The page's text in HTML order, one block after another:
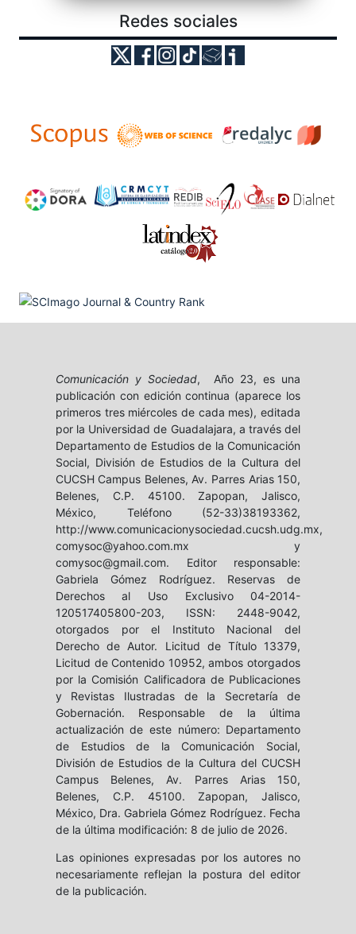
Redes sociales
Comunicación y Sociedad, Año 23, es una
publicación con edición continua (aparece los
primeros tres miércoles de cada mes), editada
por la Universidad de Guadalajara, a través del
Departamento de Estudios de la Comunicación
Social, División de Estudios de la Cultura del
CUCSH Campus Belenes, Av. Parres Arias 150,
Belenes, C.P. 45100. Zapopan, Jalisco,
México, Teléfono (52-33)38193362,
http://www.comunicacionysociedad.cucsh.udg.mx,
comysoc@yahoo.com.mx y
comysoc@gmail.com. Editor responsable:
Gabriela Gómez Rodríguez. Reservas de
Derechos al Uso Exclusivo 04-2014-
120517405800-203, ISSN: 2448-9042,
otorgados por el Instituto Nacional del
Derecho de Autor. Licitud de Título 13379,
Licitud de Contenido 10952, ambos otorgados
por la Comisión Calificadora de Publicaciones
y Revistas Ilustradas de la Secretaría de
Gobernación. Responsable de la última
actualización de este número: Departamento
de Estudios de la Comunicación Social,
División de Estudios de la Cultura del CUCSH
Campus Belenes, Av. Parres Arias 150,
Belenes, C.P. 45100. Zapopan, Jalisco,
México, Dra. Gabriela Gómez Rodríguez. Fecha
de la última modificación: 8 de julio de 2026.
Las opiniones expresadas por los autores no
necesariamente reflejan la postura del editor
de la publicación.